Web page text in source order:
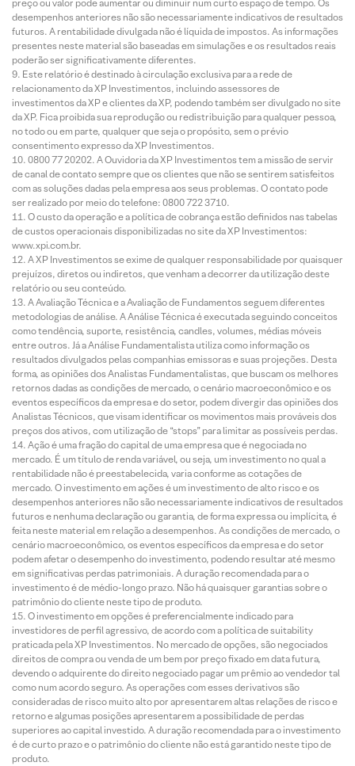
preço ou valor pode aumentar ou diminuir num curto espaço de tempo. Os
desempenhos anteriores não são necessariamente indicativos de resultados
futuros. A rentabilidade divulgada não é líquida de impostos. As informações
presentes neste material são baseadas em simulações e os resultados reais
poderão ser significativamente diferentes.
Este relatório é destinado à circulação exclusiva para a rede de
relacionamento da XP Investimentos, incluindo assessores de
investimentos da XP e clientes da XP, podendo também ser divulgado no site
da XP. Fica proibida sua reprodução ou redistribuição para qualquer pessoa,
no todo ou em parte, qualquer que seja o propósito, sem o prévio
consentimento expresso da XP Investimentos.
0800 77 20202. A Ouvidoria da XP Investimentos tem a missão de servir
de canal de contato sempre que os clientes que não se sentirem satisfeitos
com as soluções dadas pela empresa aos seus problemas. O contato pode
ser realizado por meio do telefone: 0800 722 3710.
O custo da operação e a política de cobrança estão definidos nas tabelas
de custos operacionais disponibilizadas no site da XP Investimentos:
www.xpi.com.br.
A XP Investimentos se exime de qualquer responsabilidade por quaisquer
prejuízos, diretos ou indiretos, que venham a decorrer da utilização deste
relatório ou seu conteúdo.
A Avaliação Técnica e a Avaliação de Fundamentos seguem diferentes
metodologias de análise. A Análise Técnica é executada seguindo conceitos
como tendência, suporte, resistência, candles, volumes, médias móveis
entre outros. Já a Análise Fundamentalista utiliza como informação os
resultados divulgados pelas companhias emissoras e suas projeções. Desta
forma, as opiniões dos Analistas Fundamentalistas, que buscam os melhores
retornos dadas as condições de mercado, o cenário macroeconômico e os
eventos específicos da empresa e do setor, podem divergir das opiniões dos
Analistas Técnicos, que visam identificar os movimentos mais prováveis dos
preços dos ativos, com utilização de “stops” para limitar as possíveis perdas.
Ação é uma fração do capital de uma empresa que é negociada no
mercado. É um título de renda variável, ou seja, um investimento no qual a
rentabilidade não é preestabelecida, varia conforme as cotações de
mercado. O investimento em ações é um investimento de alto risco e os
desempenhos anteriores não são necessariamente indicativos de resultados
futuros e nenhuma declaração ou garantia, de forma expressa ou implícita, é
feita neste material em relação a desempenhos. As condições de mercado, o
cenário macroeconômico, os eventos específicos da empresa e do setor
podem afetar o desempenho do investimento, podendo resultar até mesmo
em significativas perdas patrimoniais. A duração recomendada para o
investimento é de médio-longo prazo. Não há quaisquer garantias sobre o
patrimônio do cliente neste tipo de produto.
O investimento em opções é preferencialmente indicado para
investidores de perfil agressivo, de acordo com a política de suitability
praticada pela XP Investimentos. No mercado de opções, são negociados
direitos de compra ou venda de um bem por preço fixado em data futura,
devendo o adquirente do direito negociado pagar um prêmio ao vendedor tal
como num acordo seguro. As operações com esses derivativos são
consideradas de risco muito alto por apresentarem altas relações de risco e
retorno e algumas posições apresentarem a possibilidade de perdas
superiores ao capital investido. A duração recomendada para o investimento
é de curto prazo e o patrimônio do cliente não está garantido neste tipo de
produto.